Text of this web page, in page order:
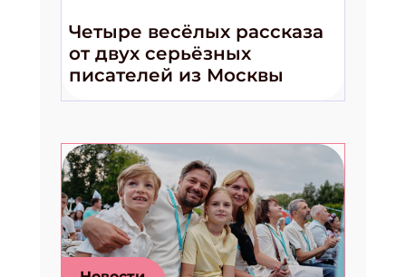
Четыре весёлых рассказа
от двух серьёзных
писателей из Москвы